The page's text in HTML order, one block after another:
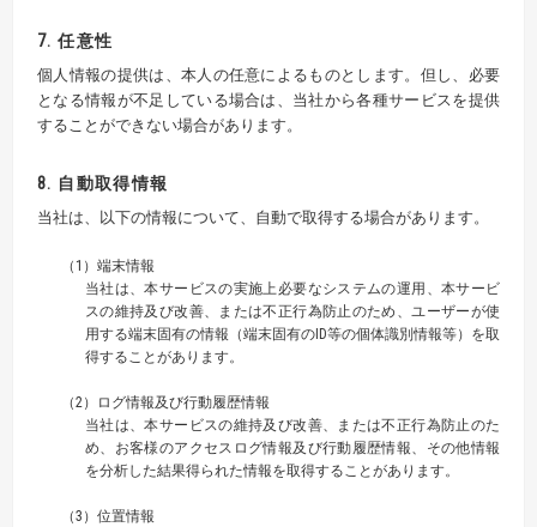
7. 任意性
個人情報の提供は、本人の任意によるものとします。但し、必要
となる情報が不足している場合は、当社から各種サービスを提供
することができない場合があります。
8. 自動取得情報
当社は、以下の情報について、自動で取得する場合があります。
（1）端末情報
当社は、本サービスの実施上必要なシステムの運用、本サービ
スの維持及び改善、または不正行為防止のため、ユーザーが使
用する端末固有の情報（端末固有のID等の個体識別情報等）を取
得することがあります。
（2）ログ情報及び行動履歴情報
当社は、本サービスの維持及び改善、または不正行為防止のた
め、お客様のアクセスログ情報及び行動履歴情報、その他情報
を分析した結果得られた情報を取得することがあります。
（3）位置情報